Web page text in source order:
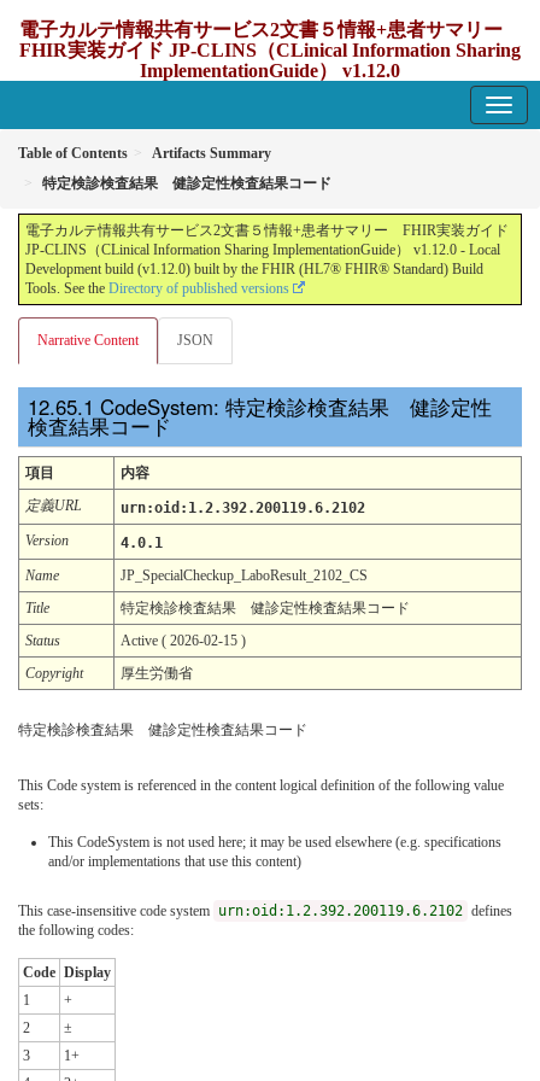
電子カルテ情報共有サービス2文書５情報+患者サマリー
FHIR実装ガイド JP-CLINS（CLinical Information Sharing
ImplementationGuide） v1.12.0
Table of Contents
Artifacts Summary
特定検診検査結果 健診定性検査結果コード
電子カルテ情報共有サービス2文書５情報+患者サマリー FHIR実装ガイド
JP-CLINS（CLinical Information Sharing ImplementationGuide） v1.12.0 - Local
Development build (v1.12.0) built by the FHIR (HL7® FHIR® Standard) Build
Tools. See the Directory of published versions
Narrative Content JSON
CodeSystem: 特定検診検査結果 健診定性
検査結果コード
項目
内容
定義URL
urn:oid:1.2.392.200119.6.2102
Version
4.0.1
Name
JP_SpecialCheckup_LaboResult_2102_CS
Title
特定検診検査結果 健診定性検査結果コード
Status
Active ( 2026-02-15 )
Copyright
厚生労働省
特定検診検査結果 健診定性検査結果コード
This Code system is referenced in the content logical definition of the following value
sets:
This CodeSystem is not used here; it may be used elsewhere (e.g. specifications
and/or implementations that use this content)
This case-insensitive code system urn:oid:1.2.392.200119.6.2102 defines
the following codes:
Code Display
1
+
2
±
3
1+